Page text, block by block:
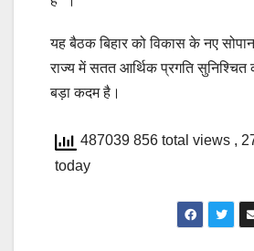
यह बैठक बिहार को विकास के नए
राज्य में सतत आर्थिक प्रगति सुनिश्चित
बड़ा कदम है।
487039 856 total views ,
today